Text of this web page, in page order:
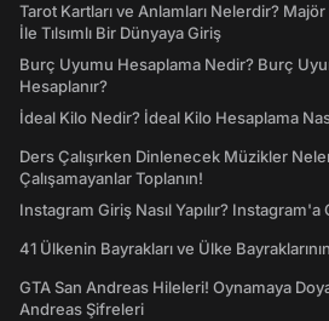
Tarot Kartları ve Anlamları Nelerdir?
İle Tılsımlı Bir Dünyaya Giriş
Burç Uyumu Hesaplama Nedir? Burç
Hesaplanır?
İdeal Kilo Nedir? İdeal Kilo Hesaplama
Ders Çalışırken Dinlenecek Müzikler
Çalışamayanlar Toplanın!
Instagram Giriş Nasıl Yapılır?
41 Ülkenin Bayrakları ve Ülke
GTA San Andreas Hileleri! Oynamaya
Andreas Şifreleri